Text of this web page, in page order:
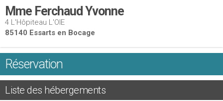
Mme Ferchaud Yvonne
4 L'Hôpiteau L'OIE
85140 Essarts en Bocage
Réservation
Liste des hébergements